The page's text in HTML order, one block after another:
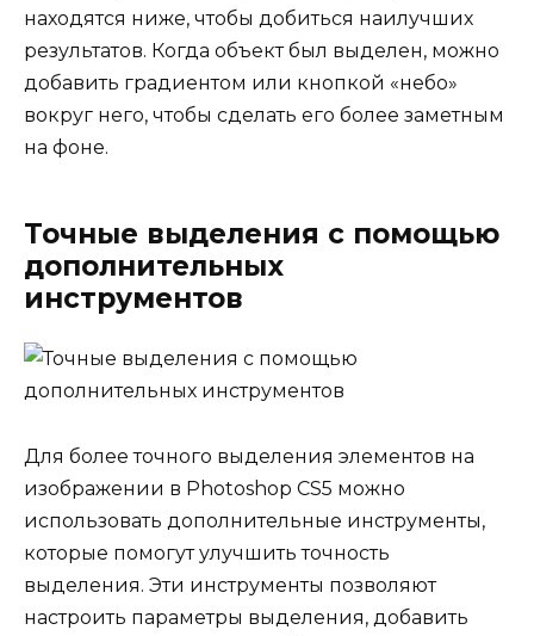
находятся ниже, чтобы добиться наилучших
результатов. Когда объект был выделен, можно
добавить градиентом или кнопкой «небо»
вокруг него, чтобы сделать его более заметным
на фоне.
Точные выделения с помощью
дополнительных
инструментов
Для более точного выделения элементов на
изображении в Photoshop CS5 можно
использовать дополнительные инструменты,
которые помогут улучшить точность
выделения. Эти инструменты позволяют
настроить параметры выделения, добавить